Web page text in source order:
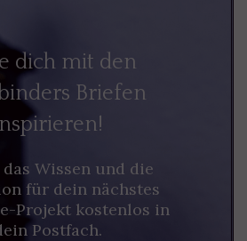
dich mit den
Briefen
Wissen und die
für dein nächstes
Projekt kostenlos in
Postfach.